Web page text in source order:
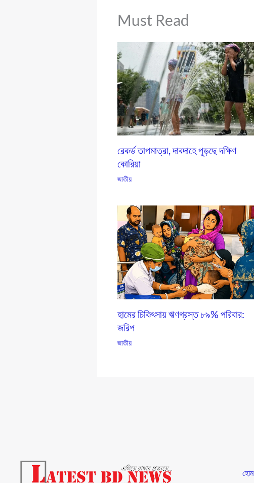
Must Read
রেকর্ড তাপমাত্রা, দাবদাহে পুড়ছে দক্ষিণ
কোরিয়া
জাতীয়
হামের চিকিৎসায় ঋণগ্রস্ত ৮৯% পরিবার:
জরিপ
জাতীয়
হোম